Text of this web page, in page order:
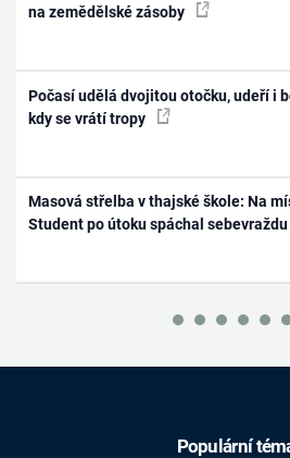
na zemědělské zásoby
Počasí udělá dvojitou otočku, udeří i
kdy se vrátí tropy
Masová střelba v thajské škole: Na
Student po útoku spáchal sebevraždu
Populární